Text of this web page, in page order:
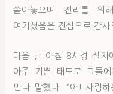
쏟아놓으며 진리를 위
여기셨음을 진심으로 감사
다음 날 아침 8시경 절차
아주 기쁜 태도로 그들
만나 말했다. “아! 사랑